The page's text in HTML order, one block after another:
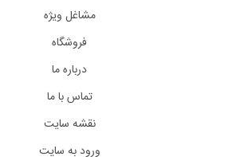
مشاغل ویژه
فروشگاه
درباره ما
تماس با ما
نقشه سایت
ورود به سایت